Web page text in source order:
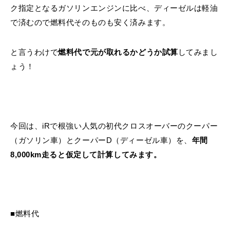
ク指定となるガソリンエンジンに比べ、ディーゼルは軽油
で済むので燃料代そのものも安く済みます。
と言うわけで燃料代で元が取れるかどうか試算 してみまし
ょう！
今回は、iRで根強い人気の初代クロスオーバーのクーパー
（ガソリン車）とクーパーD（ディーゼル車）を、 年間
8,000km走ると仮定して計算してみます。
■燃料代